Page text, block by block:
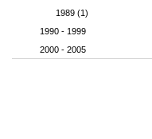
1989 (1)
1990 - 1999
2000 - 2005